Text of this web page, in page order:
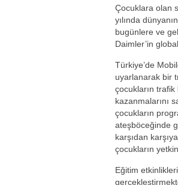
Çocuklara olan
yılında
bugünlere ve
Daimler’in
Türkiye’de
uyarlanarak bir
çocukların trafik
kazanmalarını
çocukların
ateşböceğinde
karşıdan
çocukların
Eğitim